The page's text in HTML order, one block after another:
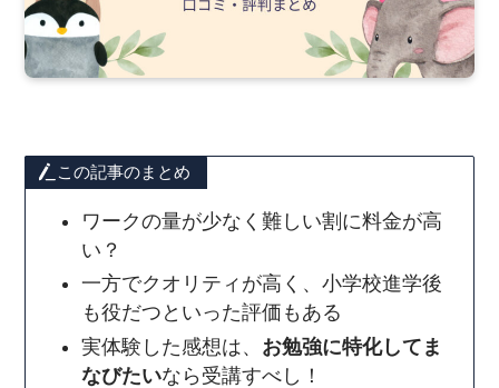
この記事のまとめ
ワークの量が少なく難しい割に料金が高
い？
一方でクオリティが高く、小学校進学後
も役だつといった評価もある
実体験した感想は、 お勉強に特化してま
なびたいなら受講すべし！